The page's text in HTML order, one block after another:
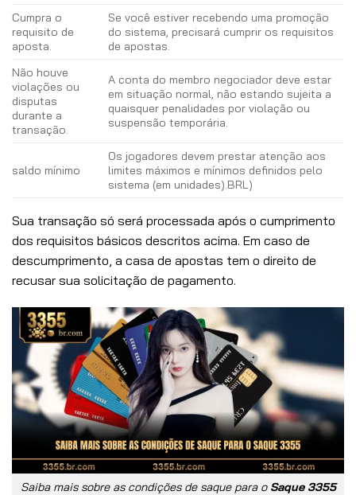
Cumpra o
requisito de
aposta.
Se você estiver recebendo uma promoção
do sistema, precisará cumprir os requisitos
de apostas.
Não houve
violações ou
disputas
durante a
transação.
A conta do membro negociador deve estar
em situação normal, não estando sujeita a
quaisquer penalidades por violação ou
suspensão temporária.
saldo mínimo
Os jogadores devem prestar atenção aos
limites máximos e mínimos definidos pelo
sistema (em unidades).BRL)
Sua transação só será processada após o cumprimento
dos requisitos básicos descritos acima. Em caso de
descumprimento, a casa de apostas tem o direito de
recusar sua solicitação de pagamento.
Saiba mais sobre as condições de saque para o Saque 3355